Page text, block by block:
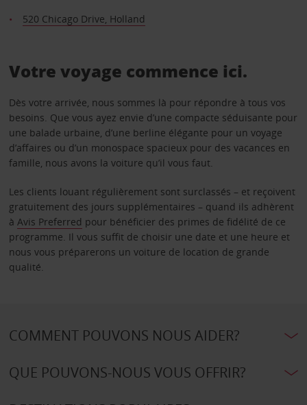
520 Chicago Drive, Holland
Votre voyage commence ici.
Dès votre arrivée, nous sommes là pour répondre à tous vos
besoins. Que vous ayez envie d’une compacte séduisante pour
une balade urbaine, d’une berline élégante pour un voyage
d’affaires ou d’un monospace spacieux pour des vacances en
famille, nous avons la voiture qu’il vous faut.
Les clients louant régulièrement sont surclassés – et reçoivent
gratuitement des jours supplémentaires – quand ils adhèrent
à Avis Preferred pour bénéficier des primes de fidélité de ce
programme. Il vous suffit de choisir une date et une heure et
nous vous préparerons un voiture de location de grande
qualité.
COMMENT POUVONS NOUS AIDER?
QUE POUVONS-NOUS VOUS OFFRIR?